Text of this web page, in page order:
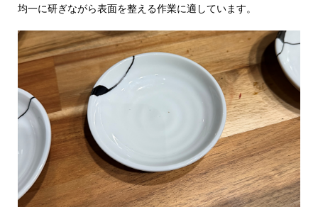
均一に研ぎながら表面を整える作業に適しています。